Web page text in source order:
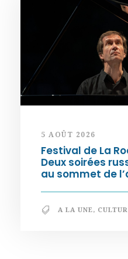
5 AOÛT 2026
Festival de La
Deux soirées
au sommet de
A LA UNE,